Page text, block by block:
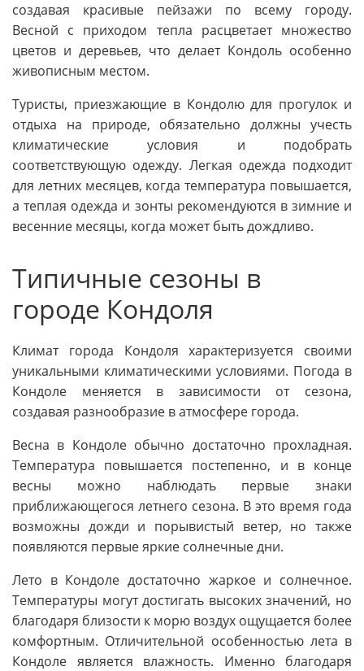
создавая красивые пейзажи по всему городу.
Весной с приходом тепла расцветает множество
цветов и деревьев, что делает Кондоль особенно
живописным местом.
Туристы, приезжающие в Кондолю для прогулок и
отдыха на природе, обязательно должны учесть
климатические условия и подобрать
соответствующую одежду. Легкая одежда подходит
для летних месяцев, когда температура повышается,
а теплая одежда и зонты рекомендуются в зимние и
весенние месяцы, когда может быть дождливо.
Типичные сезоны в
городе Кондоля
Климат города Кондоля характеризуется своими
уникальными климатическими условиями. Погода в
Кондоле меняется в зависимости от сезона,
создавая разнообразие в атмосфере города.
Весна в Кондоле обычно достаточно прохладная.
Температура повышается постепенно, и в конце
весны можно наблюдать первые знаки
приближающегося летнего сезона. В это время года
возможны дожди и порывистый ветер, но также
появляются первые яркие солнечные дни.
Лето в Кондоле достаточно жаркое и солнечное.
Температуры могут достигать высоких значений, но
благодаря близости к морю воздух ощущается более
комфортным. Отличительной особенностью лета в
Кондоле является влажность. Именно благодаря